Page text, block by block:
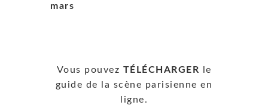
mars
Vous pouvez TÉLÉCHARGER le
guide de la scène parisienne en
ligne.